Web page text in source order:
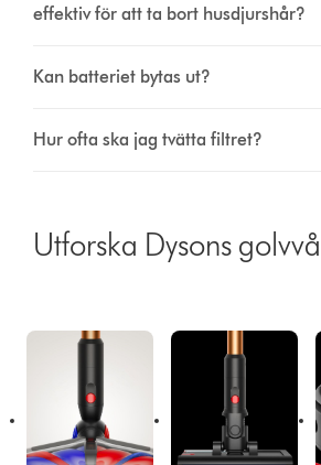
effektiv för att ta bort husdjurshår?
Kan batteriet bytas ut?
Hur ofta ska jag tvätta filtret?
Utforska Dysons